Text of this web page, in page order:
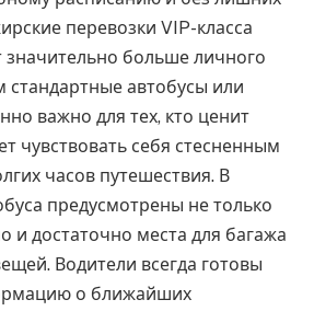
перевозки VIP-класса
значительно больше личного
стандартные автобусы или
важно для тех, кто ценит
чувствовать себя стесненным
часов путешествия. В
предусмотрены не только
и достаточно места для багажа
Водители всегда готовы
о ближайших